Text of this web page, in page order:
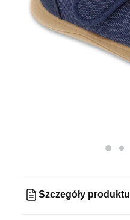
Szczegóły produktu